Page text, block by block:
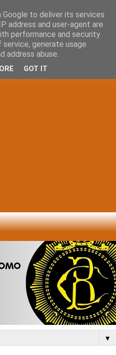
▼
to deliver its services
address and user-agent are
performance and security
generate usage
address abuse.
GOT IT